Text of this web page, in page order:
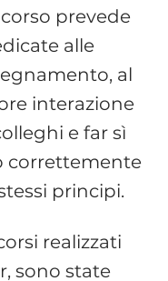
prevede
alle
al
interazione
e far sì
correttemente
principi.
realizzati
sono state